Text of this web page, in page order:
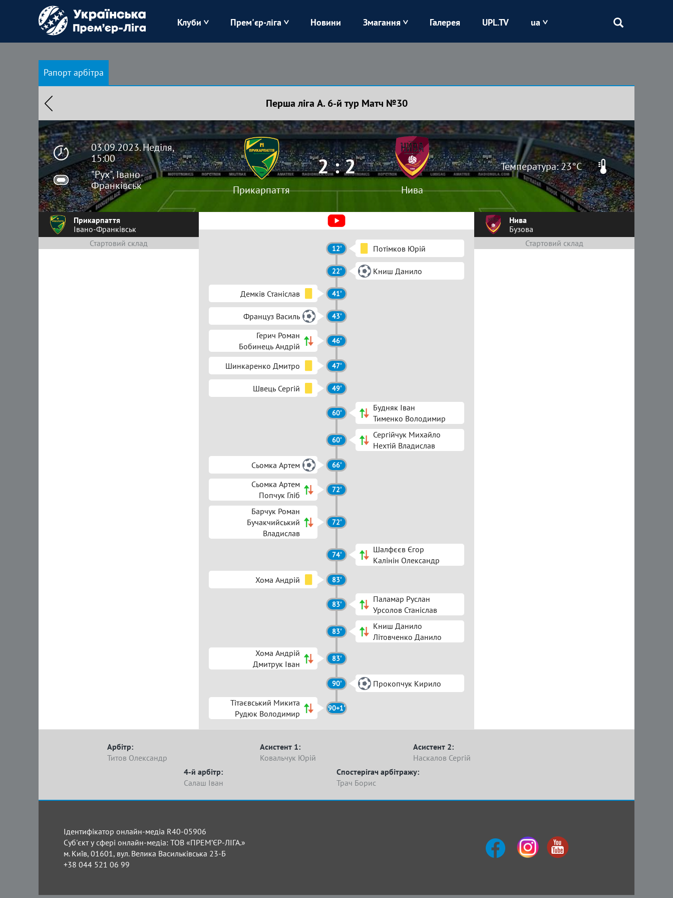
Клуби
Зоря Карпати Колос Кривбас
Полісся Харків Чорноморець Шахтар
Прем'єр-ліга Новини Змагання Галерея UPL.TV ua
Рапорт арбітра
Перша ліга А. 6-й тур Матч №30
03.09.2023. Неділя,
15:00
"Рух", Івано-
Франківськ
Прикарпаття
2 : 2
Нива
Температура: 23°C
Прикарпаття
Івано-Франківськ
Стартовий склад
12' Потімков Юрій
22' Книш Данило
Демків Станіслав 41'
Француз Василь 43'
Герич Роман
Бобинець Андрій
46'
Шинкаренко Дмитро 47'
Швець Сергій 49'
60'
Будняк Іван
Тименко Володимир
60'
Сергійчук Михайло
Нехтій Владислав
Сьомка Артем
66'
Сьомка Артем
Попчук Гліб
72'
Барчук Роман
Бучакчийський
Владислав
72'
74'
Шалфєєв Єгор
Калінін Олександр
Хома Андрій
83'
83'
Паламар Руслан
Урсолов Станіслав
83'
Книш Данило
Літовченко Данило
Хома Андрій
Дмитрук Іван
83'
90'
Прокопчук Кирило
Тітаєвський Микита
Рудюк Володимир
90+1'
Нива
Бузова
Стартовий склад
Арбітр:
Титов Олександр
Асистент 1:
Ковальчук Юрій
Асистент 2:
Наскалов Сергій
4-й арбітр:
Салаш Іван
Спостерігач арбітражу:
Трач Борис
Ідентифікатор онлайн-медіа R40-05906
Суб'єкт у сфері онлайн-медіа: ТОВ «ПРЕМ’ЄР-ЛІГА.»
м. Київ, 01601, вул. Велика Васильківська 23-Б
+38 044 521 06 99